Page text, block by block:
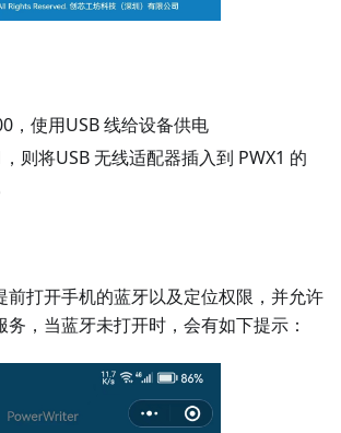
，使用USB 线给设备供电
则将USB 无线适配器插入到 PWX1 的
前打开手机的蓝牙以及定位权限，并允许
，当蓝牙未打开时，会有如下提示：